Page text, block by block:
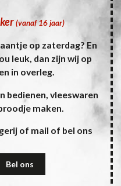
(vanaf 16 jaar)
op zaterdag? En
leuk, dan zijn wij op
in overleg.
bedienen, vleeswaren
maken.
of mail of bel ons
Bel ons